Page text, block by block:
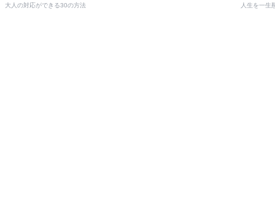
大人の対応ができる30の方法 人生を一生